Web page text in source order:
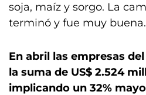
soja, maíz y sorgo. La
terminó y fue muy buena.
En abril las empresas
la suma de US$ 2.524
implicando un 32%